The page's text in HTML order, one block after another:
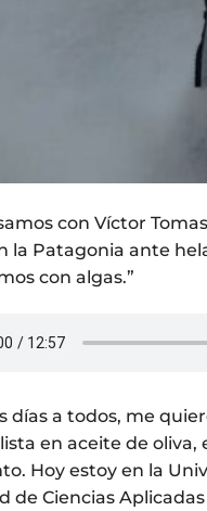
con Víctor
la Patagonia ante
con algas.”
días a todos, me
en aceite de oliva,
Hoy estoy en la
de Ciencias